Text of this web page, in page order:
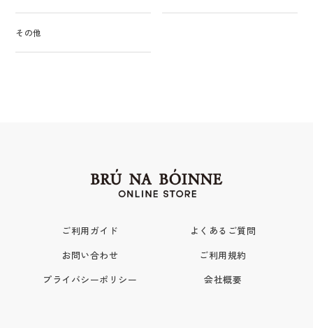
その他
ご利用ガイド
よくあるご質問
お問い合わせ
ご利用規約
プライバシーポリシー
会社概要